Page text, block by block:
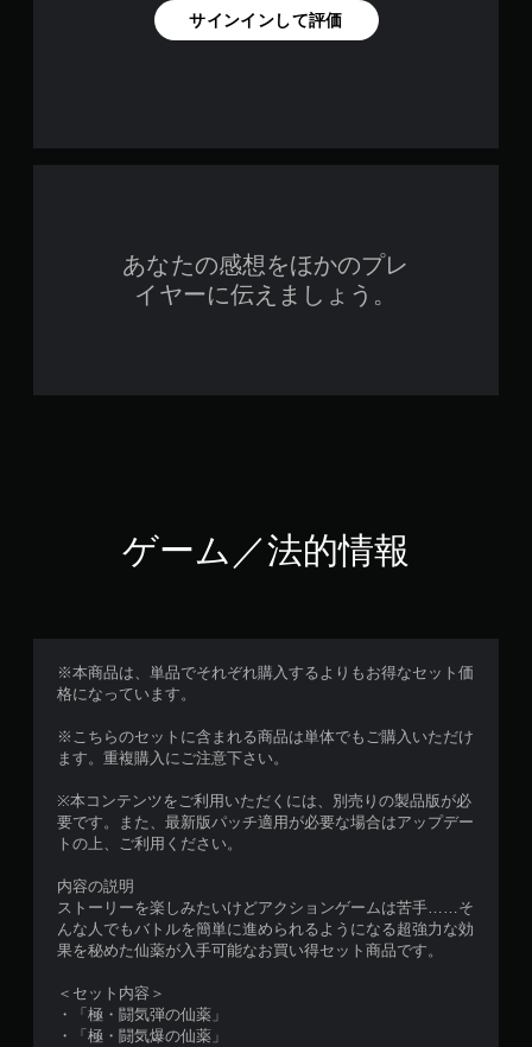
サインインして評価
あなたの感想をほかのプレ
イヤーに伝えましょう。
ゲーム／法的情報
※本商品は、単品でそれぞれ購入するよりもお得なセット価
格になっています。
※こちらのセットに含まれる商品は単体でもご購入いただけ
ます。重複購入にご注意下さい。
※本コンテンツをご利用いただくには、別売りの製品版が必
要です。また、最新版パッチ適用が必要な場合はアップデー
トの上、ご利用ください。
内容の説明
ストーリーを楽しみたいけどアクションゲームは苦手……そ
んな人でもバトルを簡単に進められるようになる超強力な効
果を秘めた仙薬が入手可能なお買い得セット商品です。
＜セット内容＞
・「極・闘気弾の仙薬」
・「極・闘気爆の仙薬」